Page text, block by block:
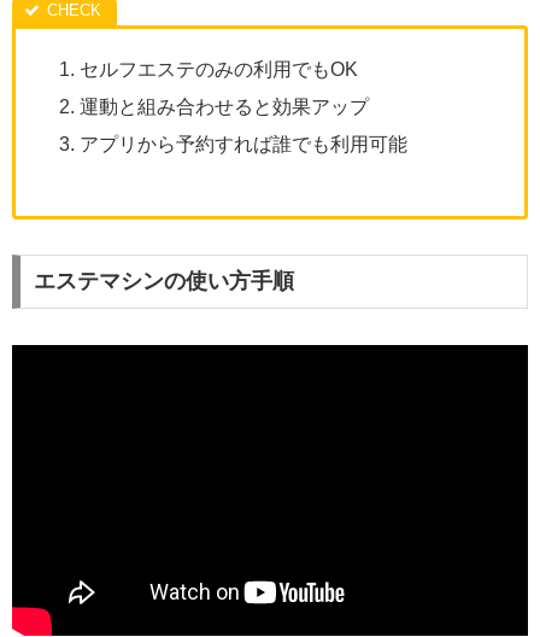
セルフエステのみの利用でもOK
運動と組み合わせると効果アップ
アプリから予約すれば誰でも利用可能
エステマシンの使い方手順